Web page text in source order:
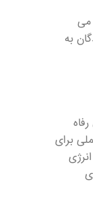
می
به
برای